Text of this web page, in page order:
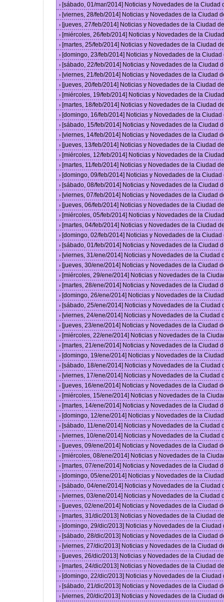
› [sábado, 01/mar/2014] Noticias y Novedades de la Ciudad
› [viernes, 28/feb/2014] Noticias y Novedades de la Ciudad
› [jueves, 27/feb/2014] Noticias y Novedades de la Ciudad
› [miércoles, 26/feb/2014] Noticias y Novedades de la
› [martes, 25/feb/2014] Noticias y Novedades de la Ciudad
› [domingo, 23/feb/2014] Noticias y Novedades de la
› [sábado, 22/feb/2014] Noticias y Novedades de la Ciudad
› [viernes, 21/feb/2014] Noticias y Novedades de la Ciudad
› [jueves, 20/feb/2014] Noticias y Novedades de la Ciudad
› [miércoles, 19/feb/2014] Noticias y Novedades de la
› [martes, 18/feb/2014] Noticias y Novedades de la Ciudad
› [domingo, 16/feb/2014] Noticias y Novedades de la
› [sábado, 15/feb/2014] Noticias y Novedades de la Ciudad
› [viernes, 14/feb/2014] Noticias y Novedades de la Ciudad
› [jueves, 13/feb/2014] Noticias y Novedades de la Ciudad
› [miércoles, 12/feb/2014] Noticias y Novedades de la
› [martes, 11/feb/2014] Noticias y Novedades de la Ciudad
› [domingo, 09/feb/2014] Noticias y Novedades de la
› [sábado, 08/feb/2014] Noticias y Novedades de la Ciudad
› [viernes, 07/feb/2014] Noticias y Novedades de la Ciudad
› [jueves, 06/feb/2014] Noticias y Novedades de la Ciudad
› [miércoles, 05/feb/2014] Noticias y Novedades de la
› [martes, 04/feb/2014] Noticias y Novedades de la Ciudad
› [domingo, 02/feb/2014] Noticias y Novedades de la
› [sábado, 01/feb/2014] Noticias y Novedades de la Ciudad
› [viernes, 31/ene/2014] Noticias y Novedades de la Ciudad
› [jueves, 30/ene/2014] Noticias y Novedades de la Ciudad
› [miércoles, 29/ene/2014] Noticias y Novedades de la
› [martes, 28/ene/2014] Noticias y Novedades de la Ciudad
› [domingo, 26/ene/2014] Noticias y Novedades de la
› [sábado, 25/ene/2014] Noticias y Novedades de la Ciudad
› [viernes, 24/ene/2014] Noticias y Novedades de la Ciudad
› [jueves, 23/ene/2014] Noticias y Novedades de la Ciudad
› [miércoles, 22/ene/2014] Noticias y Novedades de la
› [martes, 21/ene/2014] Noticias y Novedades de la Ciudad
› [domingo, 19/ene/2014] Noticias y Novedades de la
› [sábado, 18/ene/2014] Noticias y Novedades de la Ciudad
› [viernes, 17/ene/2014] Noticias y Novedades de la Ciudad
› [jueves, 16/ene/2014] Noticias y Novedades de la Ciudad
› [miércoles, 15/ene/2014] Noticias y Novedades de la
› [martes, 14/ene/2014] Noticias y Novedades de la Ciudad
› [domingo, 12/ene/2014] Noticias y Novedades de la
› [sábado, 11/ene/2014] Noticias y Novedades de la Ciudad
› [viernes, 10/ene/2014] Noticias y Novedades de la Ciudad
› [jueves, 09/ene/2014] Noticias y Novedades de la Ciudad
› [miércoles, 08/ene/2014] Noticias y Novedades de la
› [martes, 07/ene/2014] Noticias y Novedades de la Ciudad
› [domingo, 05/ene/2014] Noticias y Novedades de la
› [sábado, 04/ene/2014] Noticias y Novedades de la Ciudad
› [viernes, 03/ene/2014] Noticias y Novedades de la Ciudad
› [jueves, 02/ene/2014] Noticias y Novedades de la Ciudad
› [martes, 31/dic/2013] Noticias y Novedades de la Ciudad
› [domingo, 29/dic/2013] Noticias y Novedades de la
› [sábado, 28/dic/2013] Noticias y Novedades de la Ciudad
› [viernes, 27/dic/2013] Noticias y Novedades de la Ciudad
› [jueves, 26/dic/2013] Noticias y Novedades de la Ciudad
› [martes, 24/dic/2013] Noticias y Novedades de la Ciudad
› [domingo, 22/dic/2013] Noticias y Novedades de la
› [sábado, 21/dic/2013] Noticias y Novedades de la Ciudad
› [viernes, 20/dic/2013] Noticias y Novedades de la Ciudad